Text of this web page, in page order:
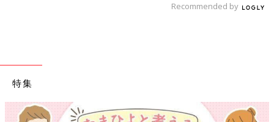
Recommended by
特集